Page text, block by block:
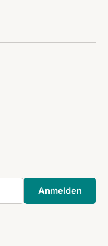
Anmelden